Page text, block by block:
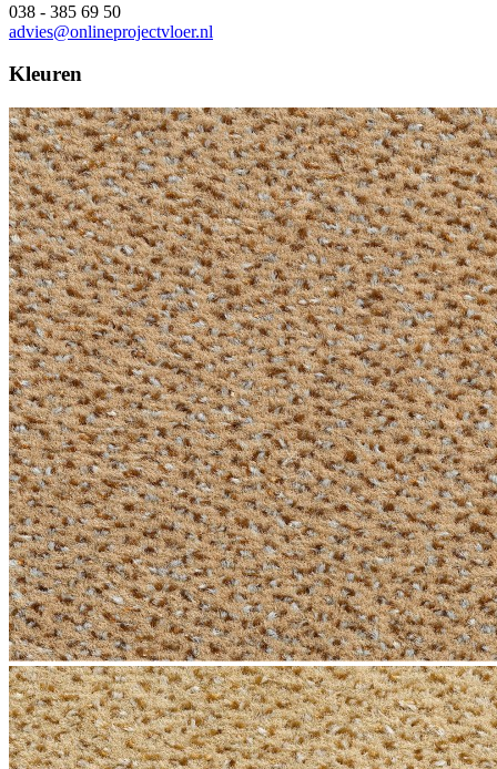
038 - 385 69 50
advies@onlineprojectvloer.nl
Kleuren